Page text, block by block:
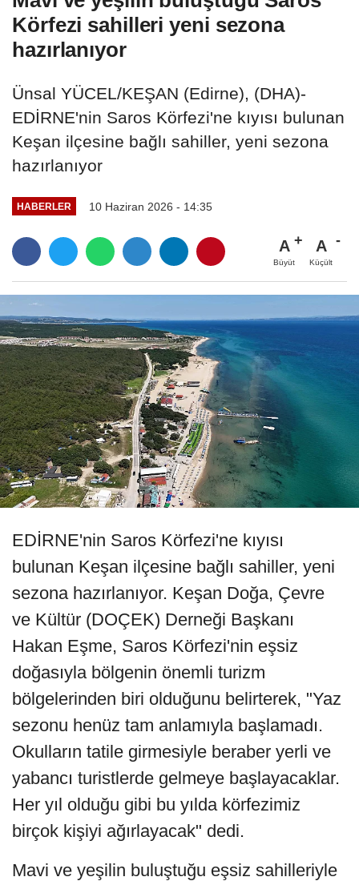
Körfezi sahilleri yeni sezona
hazırlanıyor
Ünsal YÜCEL/KEŞAN (Edirne), (DHA)-
EDİRNE'nin Saros Körfezi'ne kıyısı bulunan
Keşan ilçesine bağlı sahiller, yeni sezona
hazırlanıyor
HABERLER 10 Haziran 2026 - 14:35
A
Büyüt
A
Küçült
EDİRNE'nin Saros Körfezi'ne kıyısı
bulunan Keşan ilçesine bağlı sahiller, yeni
sezona hazırlanıyor. Keşan Doğa, Çevre
ve Kültür (DOÇEK) Derneği Başkanı
Hakan Eşme, Saros Körfezi'nin eşsiz
doğasıyla bölgenin önemli turizm
bölgelerinden biri olduğunu belirterek, "Yaz
sezonu henüz tam anlamıyla başlamadı.
Okulların tatile girmesiyle beraber yerli ve
yabancı turistlerde gelmeye başlayacaklar.
Her yıl olduğu gibi bu yılda körfezimiz
birçok kişiyi ağırlayacak" dedi.
Mavi ve yeşilin buluştuğu eşsiz sahilleriyle